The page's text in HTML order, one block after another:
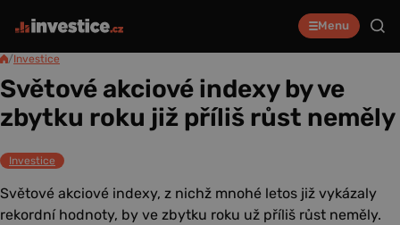
Menu
/Investice
Světové akciové indexy by ve
zbytku roku již příliš růst neměly
Investice
Světové akciové indexy, z nichž mnohé letos již vykázaly
rekordní hodnoty, by ve zbytku roku už příliš růst neměly.